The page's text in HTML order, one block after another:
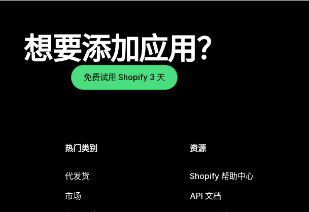
想要添加应用？
免费试用 Shopify 3 天
热门类别
代发货
市场
资源
Shopify 帮助中心
API 文档